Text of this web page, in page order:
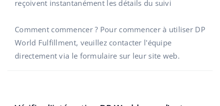
português (BR)
română
reçoivent instantanément les détails du suivi
Comment commencer ? Pour commencer à utiliser DP
World Fulfillment, veuillez contacter l'équipe
directement via le formulaire sur leur site web.